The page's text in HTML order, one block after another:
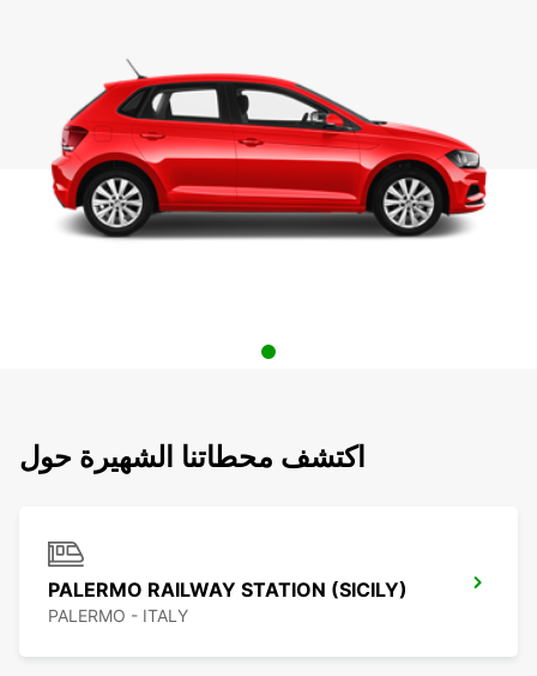
اكتشف محطاتنا الشهيرة حول
PALERMO RAILWAY STATION (SICILY)
PALERMO - ITALY